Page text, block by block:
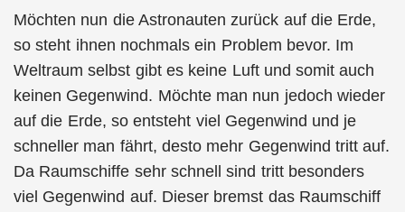
Möchten nun die Astronauten zurück auf die Erde,
so steht ihnen nochmals ein Problem bevor. Im
Weltraum selbst gibt es keine Luft und somit auch
keinen Gegenwind. Möchte man nun jedoch wieder
auf die Erde, so entsteht viel Gegenwind und je
schneller man fährt, desto mehr Gegenwind tritt auf.
Da Raumschiffe sehr schnell sind tritt besonders
viel Gegenwind auf. Dieser bremst das Raumschiff